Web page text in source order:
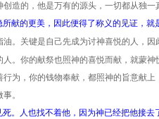
造的，他是万有的源头，一切都从独一
献的更美，因此便得了称义的见证，
。关键是自己先成为讨神喜悦的人，因
。你的献祭也照神的喜悦而献，就蒙神
为，你的钱物奉献，都照神的旨意献上
。
。人也找不着他，因为神已经把他接去